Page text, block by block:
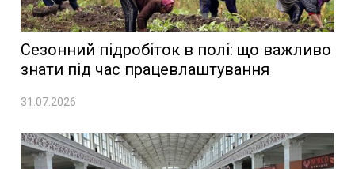
Сезонний підробіток в полі: що важливо
знати під час працевлаштування
31.07.2026